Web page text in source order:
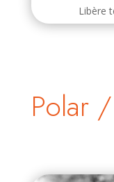
Libère
Polar